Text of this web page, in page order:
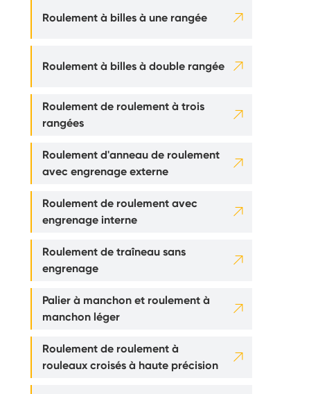
Roulement à billes à une rangée 
Roulement à billes à double rangée 
Roulement de roulement à trois
rangées

Roulement d'anneau de roulement
avec engrenage externe

Roulement de roulement avec
engrenage interne

Roulement de traîneau sans
engrenage

Palier à manchon et roulement à
manchon léger

Roulement de roulement à
rouleaux croisés à haute précision
